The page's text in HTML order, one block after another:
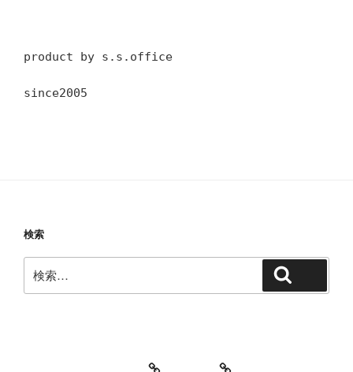
product by s.s.office
since2005
検索
索:
教室・レッスンの特徴 Works